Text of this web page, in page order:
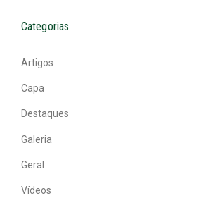
Categorias
Artigos
Capa
Destaques
Galeria
Geral
Vídeos